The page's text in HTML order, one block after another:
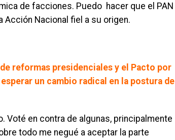
de facciones. Puedo hacer que el PAN
Nacional fiel a su origen.
reformas presidenciales y el Pacto por
un cambio radical en la postura de
Voté en contra de algunas, principalmente
todo me negué a aceptar la parte